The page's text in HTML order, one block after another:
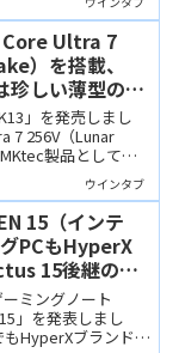
SORA 16は1.2kgの
スプレイやセラル
3月下旬発売予定で
Core Ultra 7
）を搭載、
珍しい薄型のミ
」を発売しまし
7 256V（Lunar
製品としては
採用しています。
え、最大3画面出力
ウインタブ
15（インテ
PCもHyperX
15後継の
ングノート
ミングノート
」を発表しまし
HyperXブランドが